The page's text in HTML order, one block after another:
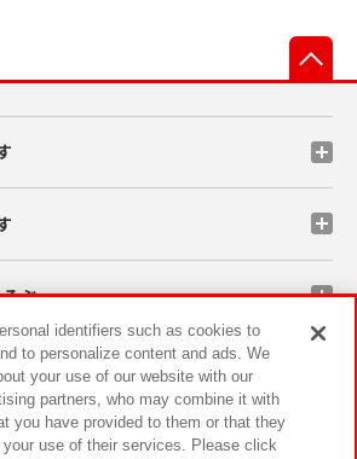
ぶ
ペーン
identifiers such as cookies to
to personalize content and ads. We
your use of our website with our
partners, who may combine it with
you have provided to them or that they
your use of their services. Please click